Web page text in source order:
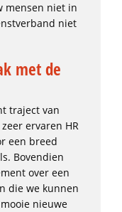
mensen niet in
niet
met de
traject van
ervaren HR
een breed
Bovendien
over een
die we kunnen
nieuwe